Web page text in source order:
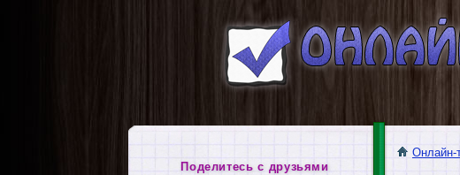
Онлайн-
Поделитесь с друзьями